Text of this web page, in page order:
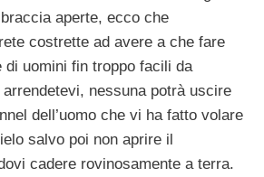
aperte, ecco che
costrette ad avere a che fare
di uomini fin troppo facili da
nessuna potrà uscire
dell’uomo che vi ha fatto volare
salvo poi non aprire il
cadere rovinosamente a terra.